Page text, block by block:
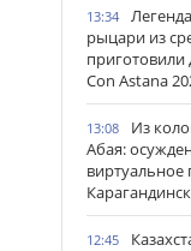
13:34
рыцари из
приготовили
Con Astana
13:08
Из
Абая:
виртуальное
12:45